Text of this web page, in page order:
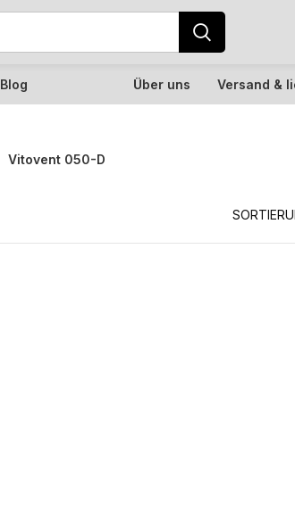
Blog Über uns Versand &
Vitovent 050-D